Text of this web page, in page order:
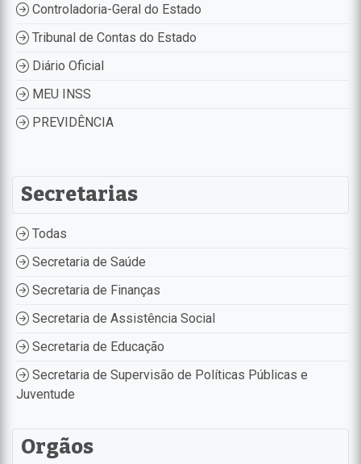
Controladoria-Geral do Estado
Tribunal de Contas do Estado
Diário Oficial
MEU INSS
PREVIDÊNCIA
Secretarias
Todas
Secretaria de Saúde
Secretaria de Finanças
Secretaria de Assistência Social
Secretaria de Educação
Secretaria de Supervisão de Políticas Públicas e
Juventude
Orgãos